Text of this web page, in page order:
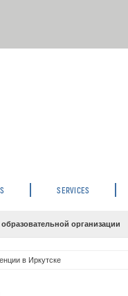
SERVICES
организации
в Иркутске